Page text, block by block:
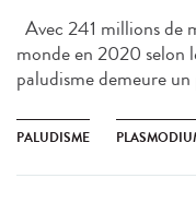
Avec 241 millions de
monde en 2020 selon
paludisme demeure
PALUDISME